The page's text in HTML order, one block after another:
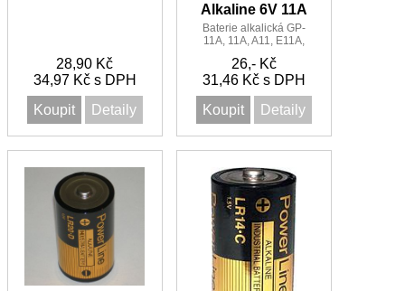
28,90 Kč
34,97 Kč s DPH
Koupit
Detaily
Alkaline 6V 11A
Baterie alkalická GP-
11A, 11A, A11, E11A,
6V cena za 1ks
26,- Kč
31,46 Kč s DPH
Koupit
Detaily